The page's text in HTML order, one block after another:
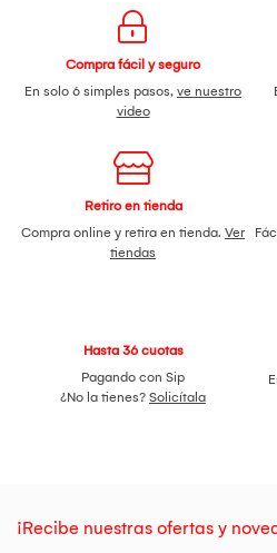
Compra fácil y seguro
En solo 6 simples pasos, ve nuestro
video
Retiro en tienda
Compra online y retira en tienda. Ver
tiendas
Hasta 36 cuotas
Pagando con Sip
¿No la tienes? Solicítala
¡Recibe nuestras ofertas y